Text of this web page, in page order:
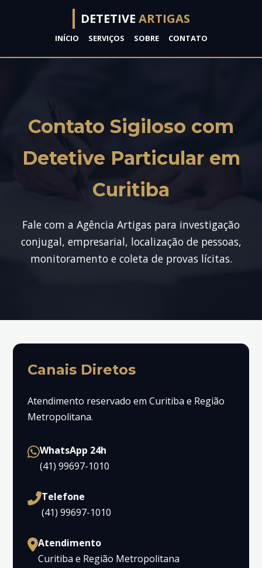
DETETIVE ARTIGAS
INÍCIO SERVIÇOS SOBRE CONTATO
Contato Sigiloso com
Detetive Particular em
Curitiba
Fale com a Agência Artigas para investigação
conjugal, empresarial, localização de pessoas,
monitoramento e coleta de provas lícitas.
Canais Diretos
Atendimento reservado em Curitiba e Região
Metropolitana.
WhatsApp 24h
(41) 99697-1010
Telefone
(41) 99697-1010
Atendimento
Curitiba e Região Metropolitana